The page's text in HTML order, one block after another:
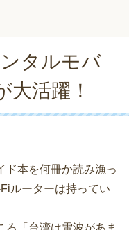
タルモバ
大活躍！
ド本を何冊か読み漁っ
ルーターは持ってい